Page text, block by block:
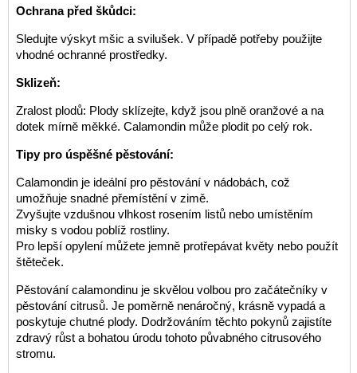
Ochrana před škůdci:
Sledujte výskyt mšic a svilušek. V případě potřeby použijte
vhodné ochranné prostředky.
Sklizeň:
Zralost plodů: Plody sklízejte, když jsou plně oranžové a na
dotek mírně měkké. Calamondin může plodit po celý rok.
Tipy pro úspěšné pěstování:
Calamondin je ideální pro pěstování v nádobách, což
umožňuje snadné přemístění v zimě.
Zvyšujte vzdušnou vlhkost rosením listů nebo umístěním
misky s vodou poblíž rostliny.
Pro lepší opylení můžete jemně protřepávat květy nebo použít
štěteček.
Pěstování calamondinu je skvělou volbou pro začátečníky v
pěstování citrusů. Je poměrně nenáročný, krásně vypadá a
poskytuje chutné plody. Dodržováním těchto pokynů zajistíte
zdravý růst a bohatou úrodu tohoto půvabného citrusového
stromu.